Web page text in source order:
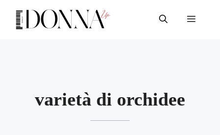
contenuto
Menu
varietà di orchidee